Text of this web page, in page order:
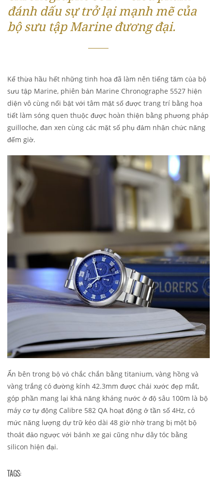
đánh dấu sự trở lại mạnh mẽ của
bộ sưu tập Marine đương đại.
Kế thừa hầu hết những tinh hoa đã làm nên tiếng tăm của bộ
sưu tập Marine, phiên bản Marine Chronographe 5527 hiện
diện vô cùng nổi bật với tâm mặt số được trang trí bằng họa
tiết làm sóng quen thuộc được hoàn thiện bằng phương pháp
guilloche, đan xen cùng các mặt số phụ đảm nhận chức năng
đếm giờ.
Ẩn bên trong bộ vỏ chắc chắn bằng titanium, vàng hồng và
vàng trắng có đường kính 42.3mm được chải xước đẹp mắt,
góp phần mang lại khả năng kháng nước ở độ sâu 100m là bộ
máy cơ tự động Calibre 582 QA hoạt động ở tần số 4Hz, có
mức năng lượng dự trữ kéo dài 48 giờ nhờ trang bị một bộ
thoát đảo ngược với bánh xe gai cũng như dây tóc bằng
silicon hiện đại.
TAGS: